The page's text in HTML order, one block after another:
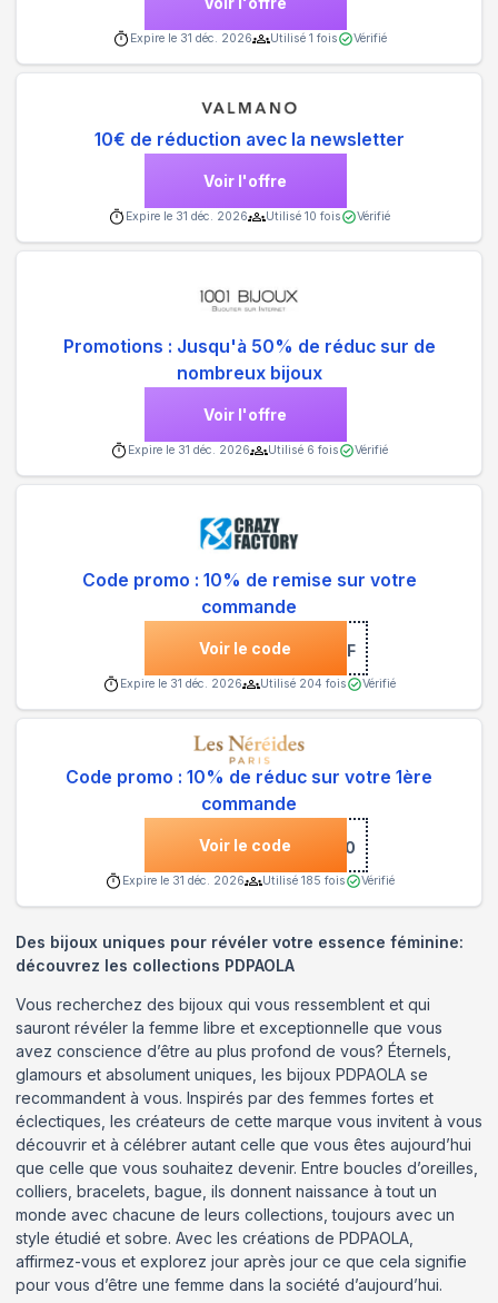
Expire le 31 déc. 2026 Utilisé 1 fois Vérifié
10€ de réduction avec la newsletter
Voir l'offre
Expire le 31 déc. 2026 Utilisé 10 fois Vérifié
Promotions : Jusqu'à 50% de réduc sur de
nombreux bijoux
Voir l'offre
Expire le 31 déc. 2026 Utilisé 6 fois Vérifié
Code promo : 10% de remise sur votre
commande
Voir le code
***COMETOCF
Expire le 31 déc. 2026 Utilisé 204 fois Vérifié
Code promo : 10% de réduc sur votre 1ère
commande
Voir le code
***NVENUE-10
Expire le 31 déc. 2026 Utilisé 185 fois Vérifié
Des bijoux uniques pour révéler votre essence féminine:
découvrez les collections PDPAOLA
Vous recherchez des bijoux qui vous ressemblent et qui
sauront révéler la femme libre et exceptionnelle que vous
avez conscience d’être au plus profond de vous? Éternels,
glamours et absolument uniques, les bijoux PDPAOLA se
recommandent à vous. Inspirés par des femmes fortes et
éclectiques, les créateurs de cette marque vous invitent à vous
découvrir et à célébrer autant celle que vous êtes aujourd’hui
que celle que vous souhaitez devenir. Entre boucles d’oreilles,
colliers, bracelets, bague, ils donnent naissance à tout un
monde avec chacune de leurs collections, toujours avec un
style étudié et sobre. Avec les créations de PDPAOLA,
affirmez-vous et explorez jour après jour ce que cela signifie
pour vous d’être une femme dans la société d’aujourd’hui.